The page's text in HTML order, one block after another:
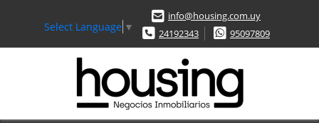
Select Language ▼
info@housing.com.uy
24192343
95097809